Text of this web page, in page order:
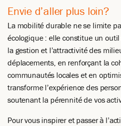
Envie d’aller plus loin?
La mobilité durable ne se limite
écologique : elle constitue un
la gestion et l’attractivité des
déplacements, en renforçant la
communautés locales et en
transforme l’expérience des
soutenant la pérennité de vos
Pour vous inspirer et passer à